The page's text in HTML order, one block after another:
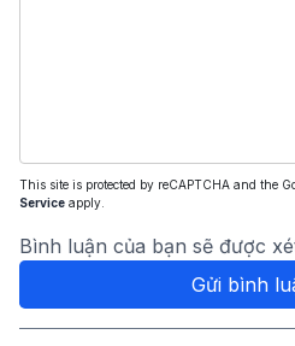
This site is protected by reCAPTCHA and the
Service apply.
Bình luận của bạn sẽ được
Gửi bình